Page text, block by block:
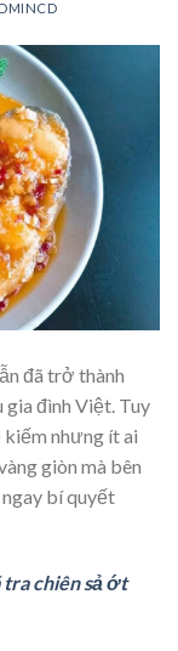
đã trở thành
gia đình Việt. Tuy
kiếm nhưng ít ai
giòn mà bên
bí quyết
tra chiên sả ớt